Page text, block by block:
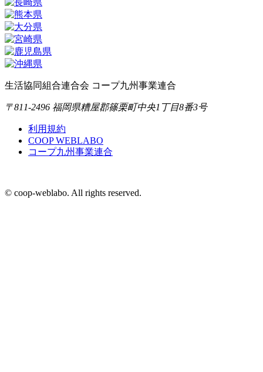
生活協同組合連合会 コープ九州事業連合
〒811-2496 福岡県糟屋郡篠栗町中央1丁目8番3号
利用規約
COOP WEBLABO
コープ九州事業連合
© coop-weblabo. All rights reserved.